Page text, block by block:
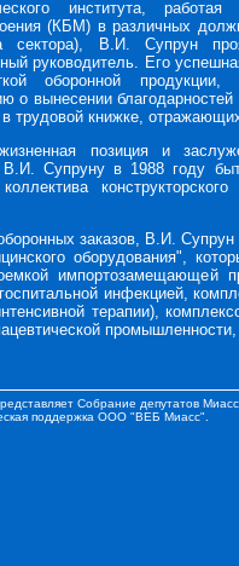
института,
(КБМ) в различных
сектора), В.И. Супрун
руководитель. Его
оборонной продукции,
о вынесении
в трудовой книжке,
позиция и
В.И. Супруну в 1988 году
коллектива
заказов, В.И.
оборудования",
импортозамещающей
инфекцией,
терапии),
промышленности,
Собрание депутатов
поддержка ООО "ВЕБ Миасс".